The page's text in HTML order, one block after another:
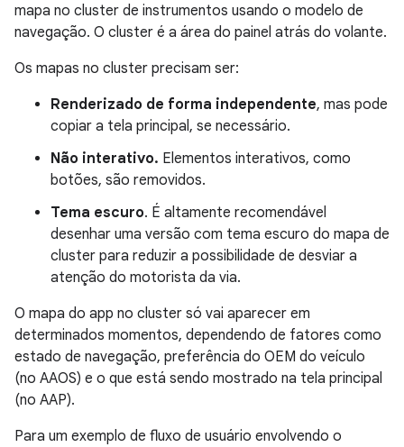
mapa no cluster de instrumentos usando o modelo de
navegação. O cluster é a área do painel atrás do volante.
Os mapas no cluster precisam ser:
Renderizado de forma independente, mas pode
copiar a tela principal, se necessário.
Não interativo. Elementos interativos, como
botões, são removidos.
Tema escuro. É altamente recomendável
desenhar uma versão com tema escuro do mapa de
cluster para reduzir a possibilidade de desviar a
atenção do motorista da via.
O mapa do app no cluster só vai aparecer em
determinados momentos, dependendo de fatores como
estado de navegação, preferência do OEM do veículo
(no AAOS) e o que está sendo mostrado na tela principal
(no AAP).
Para um exemplo de fluxo de usuário envolvendo o